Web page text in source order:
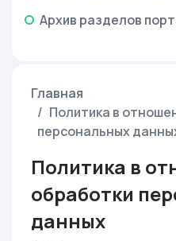
Архив разделов
Главная
Политика в
персональных
Политика в
обработки
данных